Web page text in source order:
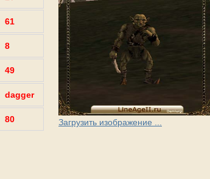
61
8
49
dagger
80 Загрузить изображение ...